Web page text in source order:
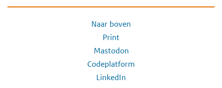
Naar boven
Print
Mastodon
Codeplatform
LinkedIn